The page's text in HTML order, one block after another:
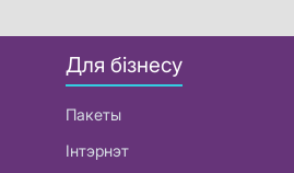
Для бізнесу
Пакеты
Інтэрнэт